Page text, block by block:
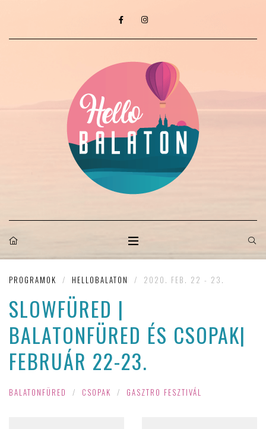
PROGRAMOK / HELLOBALATON / 2020. FEB. 22 - 23.
SLOWFÜRED |
BALATONFÜRED ÉS CSOPAK|
FEBRUÁR 22-23.
BALATONFÜRED / CSOPAK / GASZTRO FESZTIVÁL